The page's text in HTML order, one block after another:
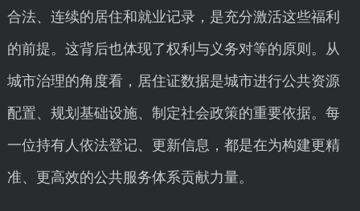
合法、连续的居住和就业记录，是充分激活这些福利
的前提。这背后也体现了权利与义务对等的原则。从
城市治理的角度看，居住证数据是城市进行公共资源
配置、规划基础设施、制定社会政策的重要依据。每
一位持有人依法登记、更新信息，都是在为构建更精
准、更高效的公共服务体系贡献力量。